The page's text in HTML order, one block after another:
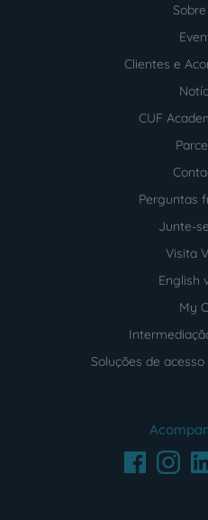
Clientes e
CUF
Perguntas
Junte-
Visita
English
My
Soluções de
FacebookInstagram